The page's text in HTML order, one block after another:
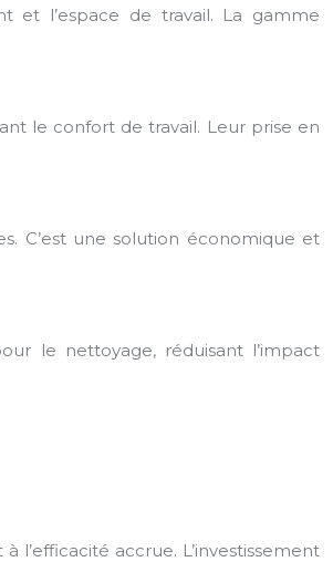
et l’espace de travail. La gamme
le confort de travail. Leur prise en
C’est une solution économique et
le nettoyage, réduisant l’impact
l’efficacité accrue. L’investissement